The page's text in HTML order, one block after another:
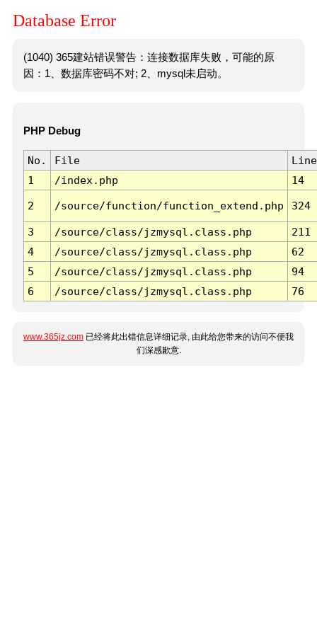
Database Error
(1040) 365建站错误警告：连接数据库失败，可能的原
因：1、数据库密码不对; 2、mysql未启动。
PHP Debug
No. File
Line
1
/index.php 14
2 /source/function/function_extend.php 324
3 /source/class/jzmysql.class.php
211
4
/source/class/jzmysql.class.php
62
5
/source/class/jzmysql.class.php
94
6
/source/class/jzmysql.class.php 76
www.365jz.com 已经将此出错信息详细记录, 由此给您带来的访问不便我
们深感歉意.